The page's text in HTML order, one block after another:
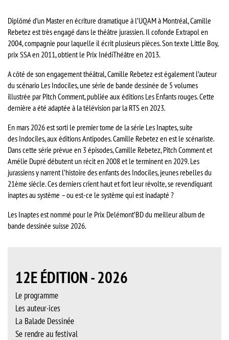
Diplômé d’un Master en écriture dramatique à l’UQAM à Montréal, Camille
Rebetez est très engagé dans le théâtre jurassien. Il cofonde Extrapol en
2004, compagnie pour laquelle il écrit plusieurs pièces. Son texte Little Boy,
prix SSA en 2011, obtient le Prix InédiThéâtre en 2013.
A côté de son engagement théâtral, Camille Rebetez est également l’auteur
du scénario Les Indociles, une série de bande dessinée de 5 volumes
illustrée par Pitch Comment, publiée aux éditions Les Enfants rouges. Cette
dernière a été adaptée à la télévision par la RTS en 2023.
En mars 2026 est sorti le premier tome de la série Les Inaptes, suite
des Indociles, aux éditions Antipodes. Camille Rebetez en est le scénariste.
Dans cette série prévue en 3 épisodes, Camille Rebetez, Pitch Comment et
Amélie Dupré débutent un récit en 2008 et le terminent en 2029. Les
jurassiens y narrent l’histoire des enfants des Indociles, jeunes rebelles du
21ème siècle. Ces derniers crient haut et fort leur révolte, se revendiquant
inaptes au système – ou est-ce le système qui est inadapté ?
Les Inaptes est nommé pour le Prix Delémont’BD du meilleur album de
bande dessinée suisse 2026.
12E ÉDITION - 2026
Le programme
Les auteur·ices
La Balade Dessinée
Se rendre au festival